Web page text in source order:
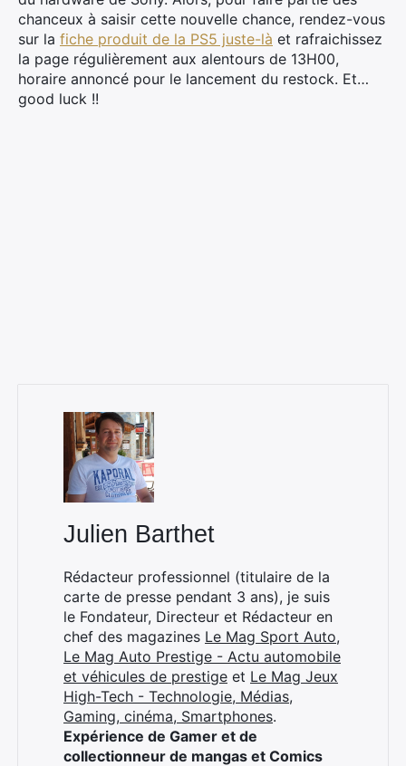
chanceux à saisir cette nouvelle chance, rendez-vous
sur la fiche produit de la PS5 juste-là et rafraichissez
la page régulièrement aux alentours de 13H00,
horaire annoncé pour le lancement du restock. Et…
good luck !!
Julien Barthet
Rédacteur professionnel (titulaire de la
carte de presse pendant 3 ans), je suis
le Fondateur, Directeur et Rédacteur en
chef des magazines Le Mag Sport Auto,
Le Mag Auto Prestige - Actu automobile
et véhicules de prestige et Le Mag Jeux
High-Tech - Technologie, Médias,
Gaming, cinéma, Smartphones.
Expérience de Gamer et de
collectionneur de mangas et Comics